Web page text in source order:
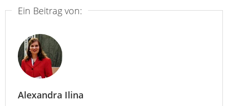
Ein Beitrag von:
Alexandra Ilina